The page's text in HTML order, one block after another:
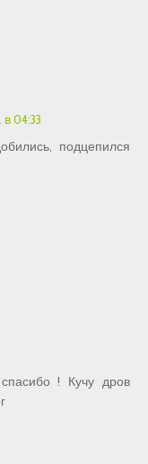
в 04:33
подцепился
! Кучу дров